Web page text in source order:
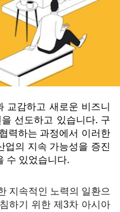
교감하고 새로운 비즈니
선도하고 있습니다. 구
력하는 과정에서 이러한
업의 지속 가능성을 증진
수 있었습니다.
지속적인 노력의 일환으
하기 위한 제3차 아시아